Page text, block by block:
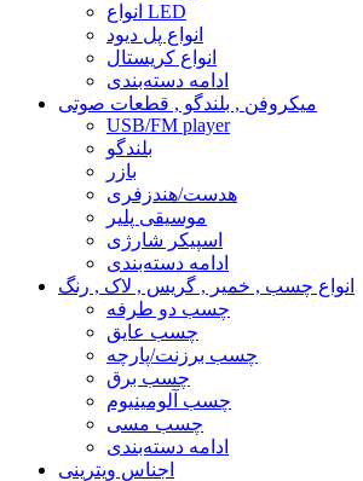
انواع LED
انواع پل دیود
انواع کریستال
ادامه دسته‌بندی
میکروفن , بلندگو , قطعات صوتی
USB/FM player
بلندگو
بازر
هدست/هندزفری
موسیقی پلیر
اسپیکر شارژی
ادامه دسته‌بندی
انواع چسب , خمیر , گریس , لاک , رنگ
چسب دو طرفه
چسب عایق
چسب برزنت/پارچه
چسب برق
چسب آلومینیوم
چسب مسی
ادامه دسته‌بندی
اجناس ویترینی